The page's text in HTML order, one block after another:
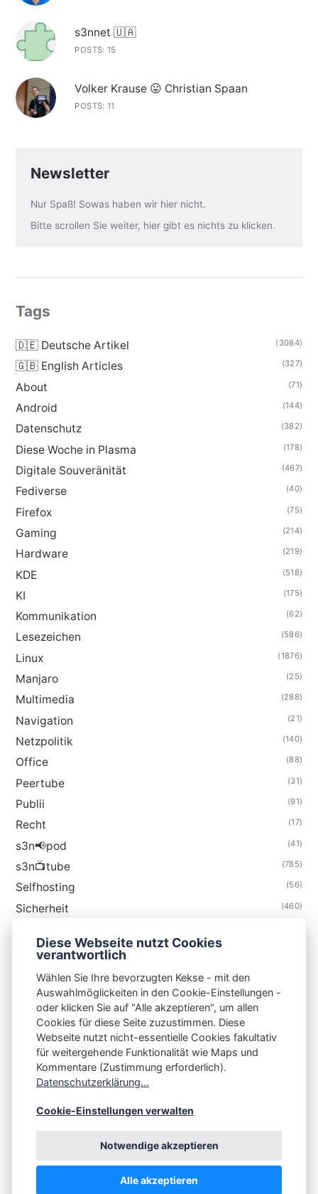
s3nnet 🇺🇦
POSTS: 15
Volker Krause 😛 Christian Spaan
POSTS: 11
Newsletter
Nur Spaß! Sowas haben wir hier nicht.
Bitte scrollen Sie weiter, hier gibt es nichts zu klicken.
Tags
🇩🇪 Deutsche Artikel (3084)
🇬🇧 English Articles (327)
About (71)
Android (144)
Datenschutz (382)
Diese Woche in Plasma (178)
Digitale Souveränität (467)
Fediverse (40)
Firefox (75)
Gaming (214)
Hardware (219)
KDE (518)
KI (175)
Kommunikation (62)
Lesezeichen (586)
Linux (1876)
Manjaro (25)
Multimedia (288)
Navigation (21)
Netzpolitik (140)
Office (88)
Peertube (31)
Publii (91)
Recht (17)
s3n📢pod (41)
s3n📺tube (785)
Selfhosting (56)
Sicherheit (460)
Thunderbird
S3N🧩NET
Integrating Open-Source Blog Network (iOSBN)
Impressum
Kontakt
Diese Webseite nutzt Cookies
verantwortlich
Wählen Sie Ihre bevorzugten Kekse - mit den
Auswahlmöglickeiten in den Cookie-Einstellungen -
oder klicken Sie auf "Alle akzeptieren", um allen
Cookies für diese Seite zuzustimmen. Diese
Webseite nutzt nicht-essentielle Cookies fakultativ
für weitergehende Funktionalität wie Maps und
Kommentare (Zustimmung erforderlich).
Datenschutzerklärung...
Cookie-Einstellungen verwalten
Notwendige akzeptieren
Alle akzeptieren